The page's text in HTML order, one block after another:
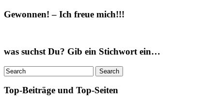
Gewonnen! – Ich freue mich!!!
was suchst Du? Gib ein Stichwort ein…
Top-Beiträge und Top-Seiten